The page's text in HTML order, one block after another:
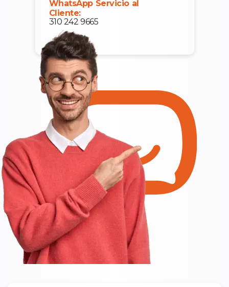
WhatsApp Servicio al
Cliente:
310 242 9665